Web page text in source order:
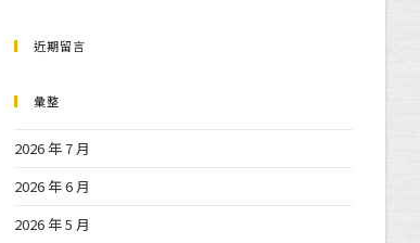
近期留言
彙整
2026 年 7 月
2026 年 6 月
2026 年 5 月